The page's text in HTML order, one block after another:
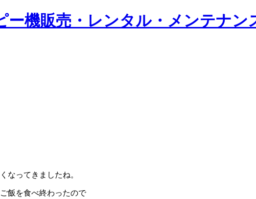
なってきましたね。
飯を食べ終わったので